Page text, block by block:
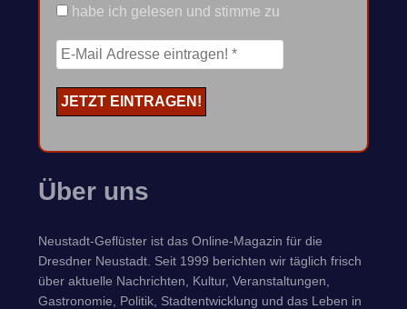
habe ich gelesen und stimme zu
Über uns
Neustadt-Geflüster ist das Online-Magazin für die
Dresdner Neustadt. Seit 1999 berichten wir täglich frisch
über aktuelle Nachrichten, Kultur, Veranstaltungen,
Gastronomie, Politik, Stadtentwicklung und das Leben in